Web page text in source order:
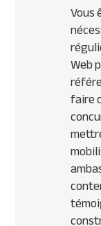
Vous
Web
faire